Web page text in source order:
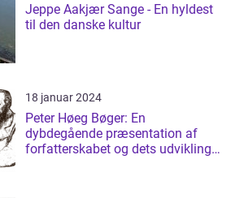
Jeppe Aakjær Sange - En hyldest
til den danske kultur
18 januar 2024
Peter Høeg Bøger: En
dybdegående præsentation af
forfatterskabet og dets udvikling